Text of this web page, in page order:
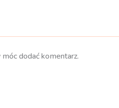
móc dodać komentarz.